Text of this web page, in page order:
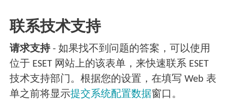
联系技术支持
请求支持- 如果找不到问题的答案，可以使用
位于 ESET 网站上的该表单，来快速联系 ESET
技术支持部门。根据您的设置，在填写 Web 表
单之前将显示提交系统配置数据窗口。